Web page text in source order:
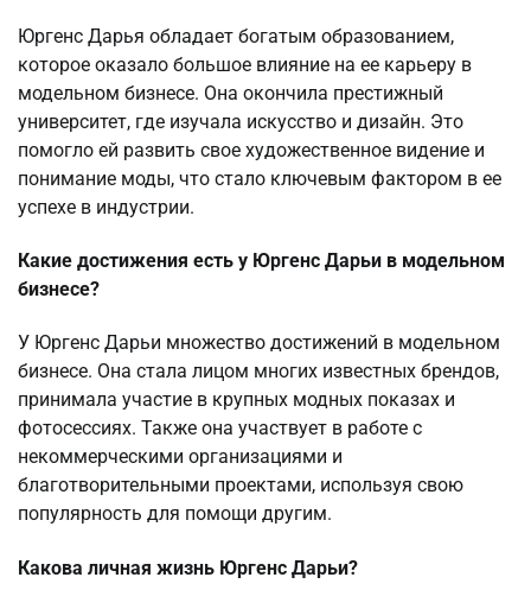
Юргенс Дарья обладает богатым образованием,
которое оказало большое влияние на ее карьеру в
модельном бизнесе. Она окончила престижный
университет, где изучала искусство и дизайн. Это
помогло ей развить свое художественное видение и
понимание моды, что стало ключевым фактором в ее
успехе в индустрии.
Какие достижения есть у Юргенс Дарьи в модельном
бизнесе?
У Юргенс Дарьи множество достижений в модельном
бизнесе. Она стала лицом многих известных брендов,
принимала участие в крупных модных показах и
фотосессиях. Также она участвует в работе с
некоммерческими организациями и
благотворительными проектами, используя свою
популярность для помощи другим.
Какова личная жизнь Юргенс Дарьи?